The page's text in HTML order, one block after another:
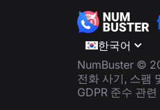
한국어
NumBuster ©
전화 사기, 스팸
GDPR 준수 관련